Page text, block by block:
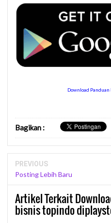
Download
Bagikan :
PREVIOUS
Posting Lebih Baru
Artikel Terkait
bisnis topindo